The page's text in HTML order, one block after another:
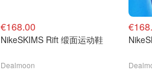
€168.00
NikeSKIMS Rift 缎面运动鞋
Dealmoon